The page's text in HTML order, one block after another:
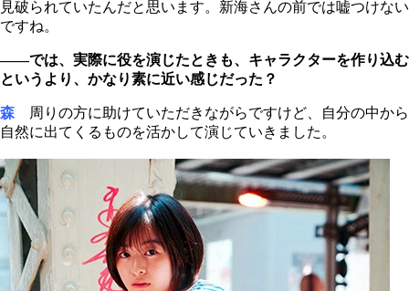
見破られていたんだと思います。新海さんの前では嘘つけない
ですね。
――では、実際に役を演じたときも、キャラクターを作り込む
というより、かなり素に近い感じだった？
森 周りの方に助けていただきながらですけど、自分の中から
自然に出てくるものを活かして演じていきました。